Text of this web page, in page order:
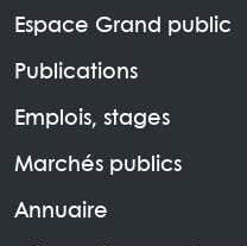
Espace Grand public
Publications
Emplois, stages
Marchés publics
Annuaire